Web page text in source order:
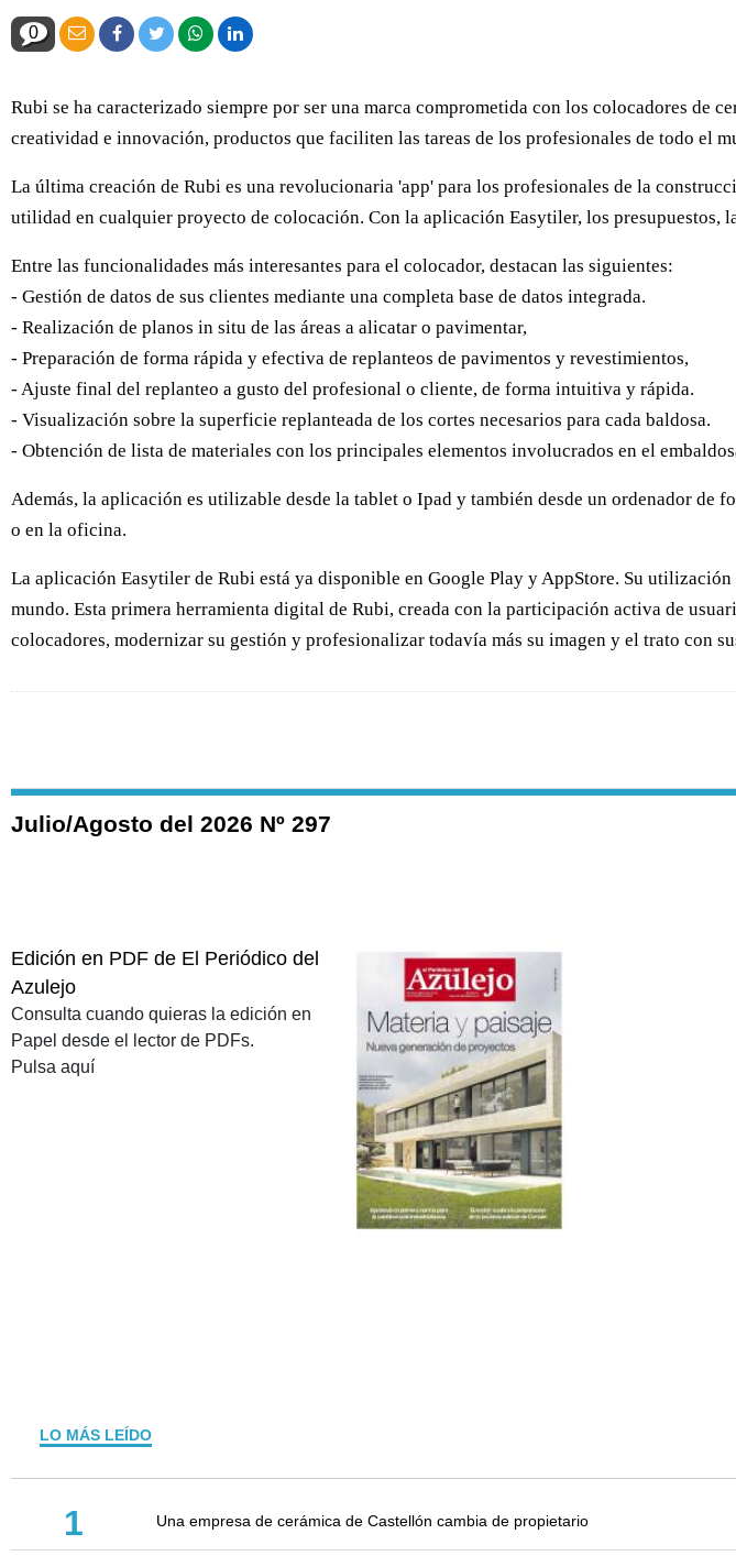
0
Rubi se ha caracterizado siempre por ser una marca comprometida con los colocadores de
creatividad e innovación, productos que faciliten las tareas de los profesionales de todo el
La última creación de Rubi es una revolucionaria 'app' para los profesionales de la
utilidad en cualquier proyecto de colocación. Con la aplicación Easytiler, los presupuestos,
Entre las funcionalidades más interesantes para el colocador, destacan las siguientes:
- Gestión de datos de sus clientes mediante una completa base de datos integrada.
- Realización de planos in situ de las áreas a alicatar o pavimentar,
- Preparación de forma rápida y efectiva de replanteos de pavimentos y revestimientos,
- Ajuste final del replanteo a gusto del profesional o cliente, de forma intuitiva y rápida.
- Visualización sobre la superficie replanteada de los cortes necesarios para cada baldosa.
- Obtención de lista de materiales con los principales elementos involucrados en el
Además, la aplicación es utilizable desde la tablet o Ipad y también desde un ordenador de
o en la oficina.
La aplicación Easytiler de Rubi está ya disponible en Google Play y AppStore. Su
mundo. Esta primera herramienta digital de Rubi, creada con la participación activa de
colocadores, modernizar su gestión y profesionalizar todavía más su imagen y el trato con
Julio/Agosto del 2026 Nº 297
Edición en PDF de El Periódico del
Azulejo
Consulta cuando quieras la edición en
Papel desde el lector de PDFs.
Pulsa aquí
LO MÁS LEÍDO
1 Una empresa de cerámica de Castellón cambia de propietario